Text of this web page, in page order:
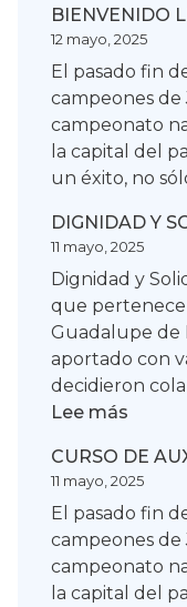
BIENVENIDO
12 mayo, 2025
El pasado fin
campeones de
campeonato
la capital del
un éxito, no
DIGNIDAD Y
11 mayo, 2025
Dignidad y
que pertenece
Guadalupe de
aportado con
decidieron
Lee más
Y
CURSO DE
11 mayo, 2025
El pasado fin
campeones de
campeonato
la capital del